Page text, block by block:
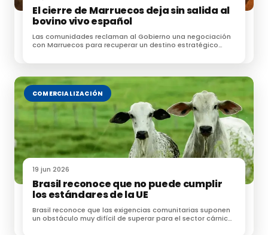
Fuente:
Cultoro.es
Te puede interesar:
Aumento de la mortalidad en vacuno por la
Enfermedad Hemorrágica Epizoótica
No se va a exponer ganado en la Feria de Otoño de
Biescas
Actualización de la situación de la Enfermedad
Hemorrágica Epizoótica
El cierre de Marruecos deja sin salida al
bovino vivo español
Las comunidades reclaman al Gobierno una negociación
con Marruecos para recuperar un destino estratégico
COMERCIALIZACIÓN
19 jun 2026
Brasil reconoce que no puede cumplir
los estándares de la UE
Brasil reconoce que las exigencias comunitarias suponen
un obstáculo muy difícil de superar para el sector cárnico